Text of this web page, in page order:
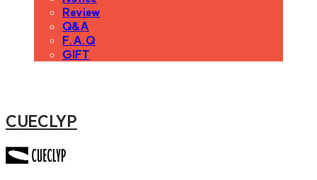
Review
Q&A
F.A.Q
GIFT
CUECLYP